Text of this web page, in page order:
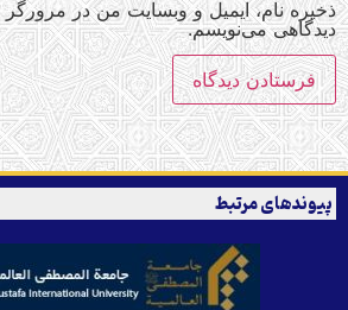
ذخیره نام، ایمیل و وبسایت من در مرورگر
دیدگاهی می‌نویسم.
پیوندهای مرتبط